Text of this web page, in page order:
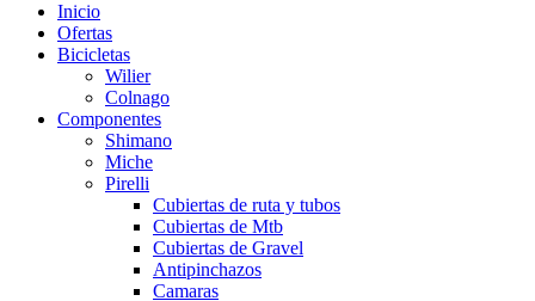
Inicio
Ofertas
Bicicletas
Wilier
Colnago
Componentes
Shimano
Miche
Pirelli
Cubiertas de ruta y tubos
Cubiertas de Mtb
Cubiertas de Gravel
Antipinchazos
Camaras